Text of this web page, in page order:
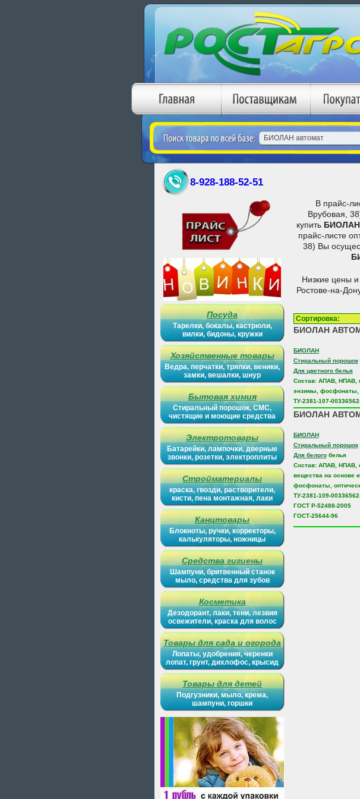
8-928-188-52-51
Посуда
Тарелки, бокалы, кастрюли,
вилки, бидоны, кружки
Хозяйственные товары
Ведра, перчатки, тряпки, веники,
замки, вешалки, шнур
Бытовая химия
Стиральный порошок, СМС,
чистящие и моющие средства
Электротовары
Батарейки, лампочки, дверные
звонки, розетки, электроплиты
Стройматериалы
краска, гвозди, растворители,
кисти, пена монтажная, лаки
Канцтовары
Блокноты, ручки, корректоры,
калькуляторы, ножницы
Средства гигиены
Шампуни, бритвенный станок
мыло, средства для зубов
Косметика
Дезодорант, лаки, тени, лезвия
освежители, краска для волос
Товары для сада и огорода
Лопаты, удобрения, черенки
лопат, грунт, дихлофос, крысид
Товары для детей
Подгузники, мыло, крема,
шампуни, горшки
В прайс-
Врубовая,
купить БИОЛАН
прайс-листе
38) Вы
Низкие цены
Ростове-на-
БИОЛАН
БИОЛАН
Стиральный порошок
Для цветного белья
Состав: АПАВ, НПАВ,
энзимы,
ТУ-2381-107-
БИОЛАН
БИОЛАН
Стиральный порошок
Для белогобелья
Состав: АПАВ, НПАВ,
вещества на основе
фосфонаты,
ТУ-2381-109-
ГОСТ Р-52488-2005
ГОСТ-25644-96